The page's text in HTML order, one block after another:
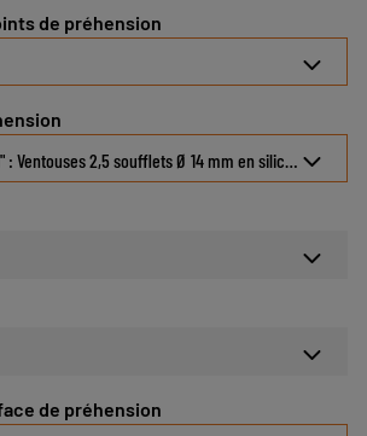
de préhension
Ventouses 2,5 soufflets Ø 14 mm en silicone 30
de préhension